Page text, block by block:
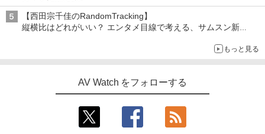
【西田宗千佳のRandomTracking】
縦横比はどれがいい？ エンタメ目線で考える、サムスン新
もっと見る
AV Watch をフォローする